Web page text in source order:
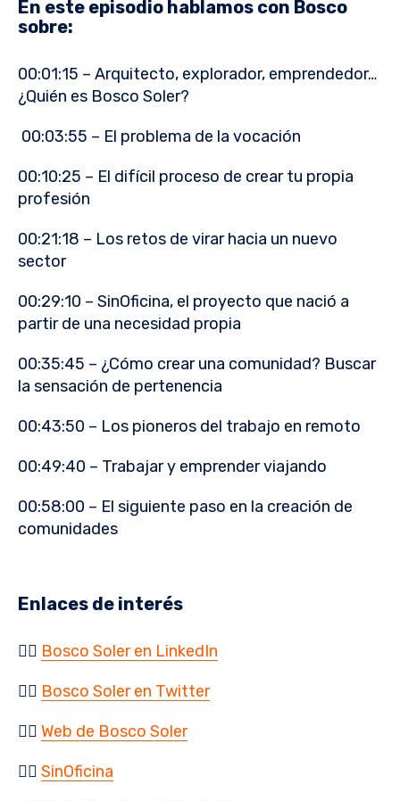
En este episodio hablamos con Bosco
sobre:
00:01:15 – Arquitecto, explorador, emprendedor…
¿Quién es Bosco Soler?
00:03:55 – El problema de la vocación
00:10:25 – El difícil proceso de crear tu propia
profesión
00:21:18 – Los retos de virar hacia un nuevo
sector
00:29:10 – SinOficina, el proyecto que nació a
partir de una necesidad propia
00:35:45 – ¿Cómo crear una comunidad? Buscar
la sensación de pertenencia
00:43:50 – Los pioneros del trabajo en remoto
00:49:40 – Trabajar y emprender viajando
00:58:00 – El siguiente paso en la creación de
comunidades
Enlaces de interés
👉🏻 Bosco Soler en LinkedIn
👉🏻 Bosco Soler en Twitter
👉🏻 Web de Bosco Soler
👉🏻 SinOficina